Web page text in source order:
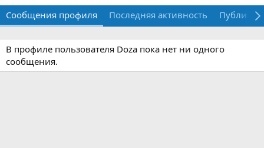
Сообщения профиля Последняя активность
В профиле пользователя Doza пока нет ни одного
сообщения.